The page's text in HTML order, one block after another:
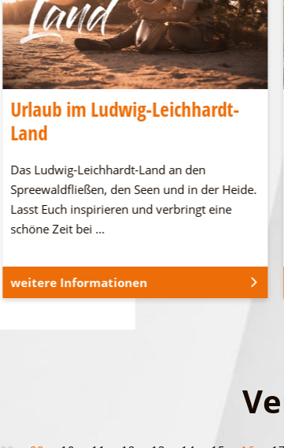
Urlaub im Ludwig-Leichhardt-
Land
Das Ludwig-Leichhardt-Land an den
Spreewaldfließen, den Seen und in der Heide.
Lasst Euch inspirieren und verbringt eine
schöne Zeit bei …
weitere Informationen